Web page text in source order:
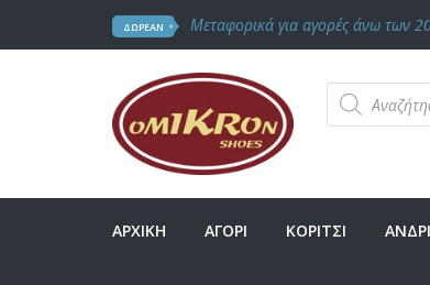
ΔΩΡΕΑΝ Μεταφορικά για αγορές άνω των
Products
search
ΑΡΧΙΚΗ ΑΓΟΡΙ ΚΟΡΙΤΣΙ